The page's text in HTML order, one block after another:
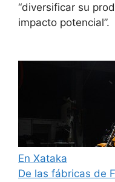
“diversificar su
impacto potencial”.
En Xataka
De las fábricas de